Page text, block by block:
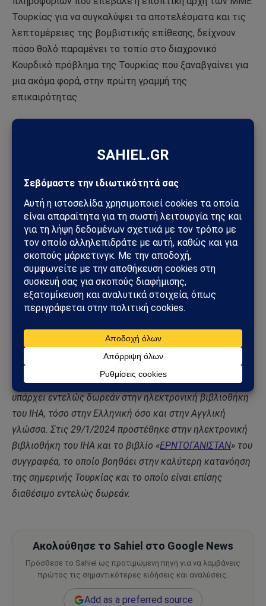
Τουρκίας για να συγκαλύψει τα αποτελέσματα και τις
λεπτομέρειες της βομβιστικής επίθεσης, δείχνουν
πόσο θολό παραμένει το τοπίο στο διαχρονικό
Κουρδικό πρόβλημα της Τουρκίας που ξαναβγαίνει για
μια ακόμα φορά, στην πρώτη γραμμή της
επικαιρότητας.
Το «κερασάκι στην τούρτα» έβαλε πάντως η δήλωση
Ömer Öcalan, αμέσως μετά την
συνάντηση του με τον
Abdullah Öcalan
23/10/2024: «
Εάν πληρούνται οι προϋποθέσεις, έχω τη
θεωρητική και πρακτική δύναμη να μετακινήσω αυτή τη
διαδικασία από το έδαφος της σύγκρουσης και της βίας,
στο νομικό και πολιτικό έδαφος».Και ο νοών, νοείτο…
______________________________
* Λεωνίδας Κουμάκης: Νομικός, Συγγραφέας,
Αρθρογράφος-Αναλυτής, μέλος του International Hellenic
Association. Το αυτοβιογραφικό, διαχρονικό βιβλίο του
Το Θαύμα-Μια πραγματική ιστορία», το οποίο
αναφέρεται στην μεθοδική εξολόθρευση του Ελληνισμού
της Κωνσταντινούπολης από το τουρκικό κράτος
υπάρχει εντελώς δωρεάν στην ηλεκτρονική βιβλιοθήκη
του ΙΗΑ, τόσο στην Ελληνική όσο και στην Αγγλική
γλώσσα. Στις 29/1/2024 προστέθηκε στην ηλεκτρονική
βιβλιοθήκη του ΙΗΑ και το βιβλίο «ΕΡΝΤΟΓΑΝΙΣΤΑΝ» του
συγγραφέα, το οποίο βοηθάει στην καλύτερη κατανόηση
της σημερινής Τουρκίας και το οποίο είναι επίσης
διαθέσιμο εντελώς δωρεάν.
Ακολούθησε το Sahiel στο Google News
Πρόσθεσε το Sahiel ως προτιμώμενη πηγή για να λαμβάνεις
πρώτος τις σημαντικότερες ειδήσεις και αναλύσεις.
Add as a preferred source